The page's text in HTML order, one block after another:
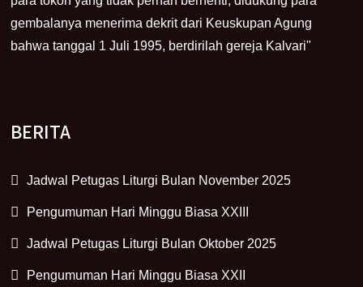
gembalanya menerima dekrit dari Keuskupan Agung
bahwa tanggal 1 Juli 1995, berdirilah gereja Kalvari"
BERITA
Jadwal Petugas Liturgi Bulan November 2025
Pengumuman Hari Minggu Biasa XXIII
Jadwal Petugas Liturgi Bulan Oktober 2025
Pengumuman Hari Minggu Biasa XXII